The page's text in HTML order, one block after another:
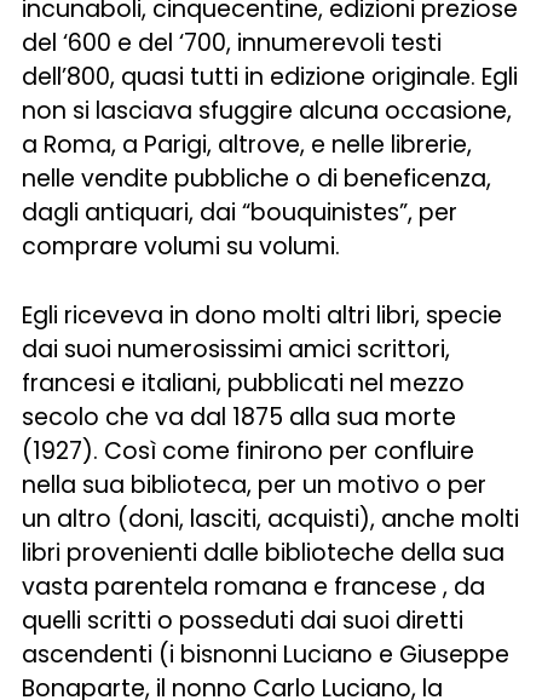
incunaboli, cinquecentine, edizioni preziose
del ‘600 e del ‘700, innumerevoli testi
dell’800, quasi tutti in edizione originale. Egli
non si lasciava sfuggire alcuna occasione,
a Roma, a Parigi, altrove, e nelle librerie,
nelle vendite pubbliche o di beneficenza,
dagli antiquari, dai “bouquinistes”, per
comprare volumi su volumi.
Egli riceveva in dono molti altri libri, specie
dai suoi numerosissimi amici scrittori,
francesi e italiani, pubblicati nel mezzo
secolo che va dal 1875 alla sua morte
(1927). Così come finirono per confluire
nella sua biblioteca, per un motivo o per
un altro (doni, lasciti, acquisti), anche molti
libri provenienti dalle biblioteche della sua
vasta parentela romana e francese , da
quelli scritti o posseduti dai suoi diretti
ascendenti (i bisnonni Luciano e Giuseppe
Bonaparte, il nonno Carlo Luciano, la